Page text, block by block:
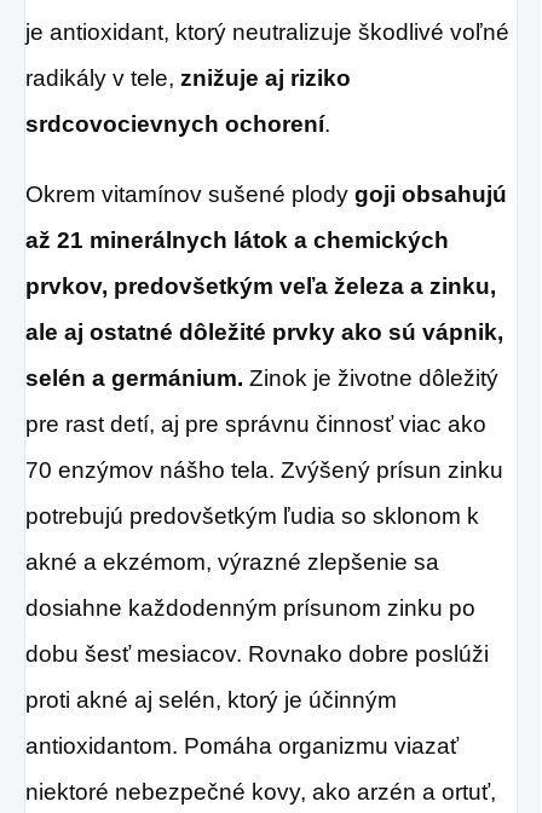
je antioxidant, ktorý neutralizuje škodlivé voľné
radikály v tele, znižuje aj riziko
srdcovocievnych ochorení.
Okrem vitamínov sušené plody goji obsahujú
až 21 minerálnych látok a chemických
prvkov, predovšetkým veľa železa a zinku,
ale aj ostatné dôležité prvky ako sú vápnik,
selén a germánium. Zinok je životne dôležitý
pre rast detí, aj pre správnu činnosť viac ako
70 enzýmov nášho tela. Zvýšený prísun zinku
potrebujú predovšetkým ľudia so sklonom k
akné a ekzémom, výrazné zlepšenie sa
dosiahne každodenným prísunom zinku po
dobu šesť mesiacov. Rovnako dobre poslúži
proti akné aj selén, ktorý je účinným
antioxidantom. Pomáha organizmu viazať
niektoré nebezpečné kovy, ako arzén a ortuť,